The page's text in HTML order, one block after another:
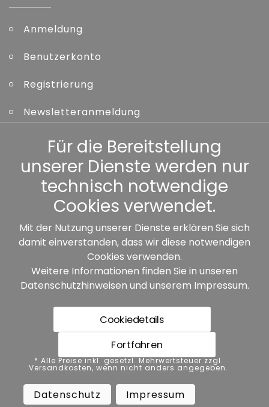
Anmeldung
Benutzerkonto
Registrierung
Newsletteranmeldung
Kennwort vergessen
Sonstiges
Unsere Partner:
* Alle Preise inkl. gesetzl. Mehrwertsteuer zzgl.
Versandkosten, wenn nicht anders angegeben.
Datenschutz Impressum
Für die Bereitstellung
unserer Dienste werden nur
technisch notwendige
Cookies verwendet.
Mit der Nutzung unserer Dienste erklären Sie sich
damit einverstanden, dass wir diese notwendigen
Cookies verwenden.
Weitere Informationen finden Sie in unseren
Datenschutzhinweisen und unserem Impressum.
Cookiedetails
Fortfahren
* Alle Preise inkl. gesetzl. Mehrwertsteuer zzgl.
Versandkosten, wenn nicht anders angegeben.
Datenschutz Impressum